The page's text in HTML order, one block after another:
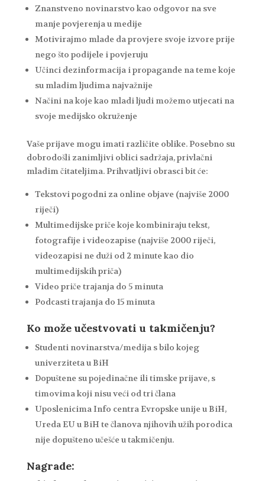
Znanstveno novinarstvo kao odgovor na sve
manje povjerenja u medije
Motivirajmo mlade da provjere svoje izvore prije
nego što podijele i povjeruju
Učinci dezinformacija i propagande na teme koje
su mladim ljudima najvažnije
Načini na koje kao mladi ljudi možemo utjecati na
svoje medijsko okruženje
Vaše prijave mogu imati različite oblike. Posebno su
dobrodošli zanimljivi oblici sadržaja, privlačni
mladim čitateljima. Prihvatljivi obrasci bit će:
Tekstovi pogodni za online objave (najviše 2000
riječi)
Multimedijske priče koje kombiniraju tekst,
fotografije i videozapise (najviše 2000 riječi,
videozapisi ne duži od 2 minute kao dio
multimedijskih priča)
Video priče trajanja do 5 minuta
Podcasti trajanja do 15 minuta
Ko može učestvovati u takmičenju?
Studenti novinarstva/medija s bilo kojeg
univerziteta u BiH
Dopuštene su pojedinačne ili timske prijave, s
timovima koji nisu veći od tri člana
Uposlenicima Info centra Evropske unije u BiH,
Ureda EU u BiH te članova njihovih užih porodica
nije dopušteno učešće u takmičenju.
Nagrade: